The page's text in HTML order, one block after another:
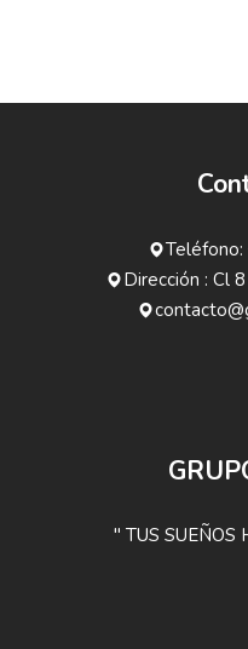
Dirección : Cl
" TUS SUEÑOS